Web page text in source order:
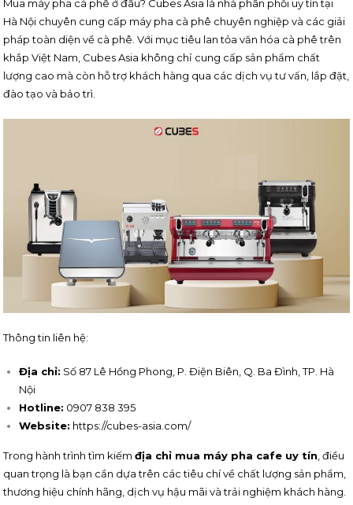
Mua máy pha cà phê ở đâu? Cubes Asia là nhà phân phối uy tín tại
Hà Nội chuyên cung cấp máy pha cà phê chuyên nghiệp và các giải
pháp toàn diện về cà phê. Với mục tiêu lan tỏa văn hóa cà phê trên
khắp Việt Nam, Cubes Asia không chỉ cung cấp sản phẩm chất
lượng cao mà còn hỗ trợ khách hàng qua các dịch vụ tư vấn, lắp đặt,
đào tạo và bảo trì.
Thông tin liên hệ:
Địa chỉ: Số 87 Lê Hồng Phong, P. Điện Biên, Q. Ba Đình, TP. Hà
Nội
Hotline: 0907 838 395
Website: https://cubes-asia.com/
Trong hành trình tìm kiếmđịa chỉ mua máy pha cafe uy tín, điều
quan trọng là bạn cần dựa trên các tiêu chí về chất lượng sản phẩm,
thương hiệu chính hãng, dịch vụ hậu mãi và trải nghiệm khách hàng.